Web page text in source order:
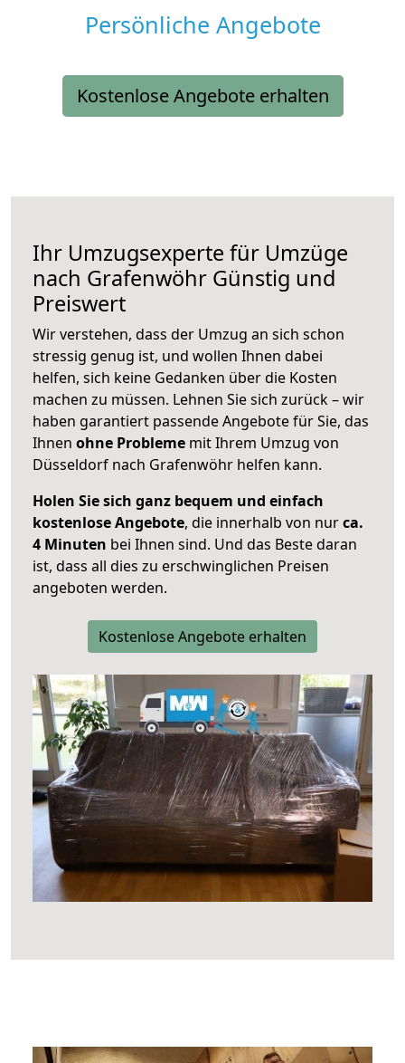
Persönliche Angebote
Kostenlose Angebote erhalten
Ihr Umzugsexperte für Umzüge
nach Grafenwöhr Günstig und
Preiswert
Wir verstehen, dass der Umzug an sich schon
stressig genug ist, und wollen Ihnen dabei
helfen, sich keine Gedanken über die Kosten
machen zu müssen. Lehnen Sie sich zurück – wir
haben garantiert passende Angebote für Sie, das
Ihnen ohne Probleme mit Ihrem Umzug von
Düsseldorf nach Grafenwöhr helfen kann.
Holen Sie sich ganz bequem und einfach
kostenlose Angebote, die innerhalb von nurca.
4 Minuten bei Ihnen sind. Und das Beste daran
ist, dass all dies zu erschwinglichen Preisen
angeboten werden.
Kostenlose Angebote erhalten